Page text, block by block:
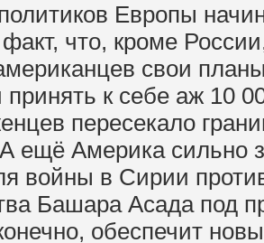
Европы
что, кроме
свои
принять к себе аж 10
пересекало
ещё Америка сильно
войны в Сирии
Башара Асада под
обеспечит